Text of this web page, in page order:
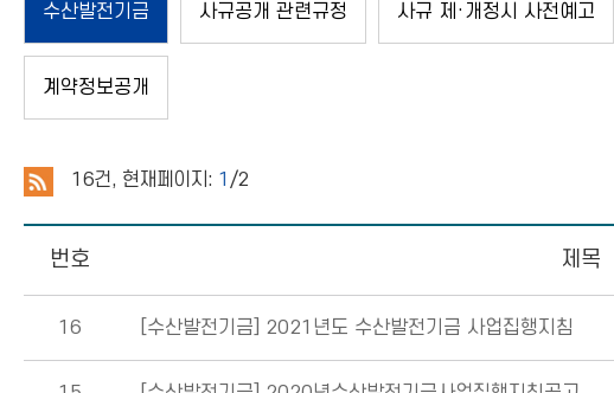
수산발전기금 사규공개 관련규정 사규 제·개정시 사전예고
계약정보공개
16건, 현재페이지: 1 /2
번호 제목
16 [수산발전기금] 2021년도 수산발전기금 사업집행지침